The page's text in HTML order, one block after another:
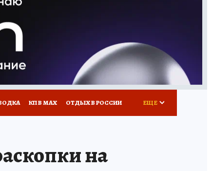
КП В МАХ ОТДЫХ В РОССИИ ЕЩЕ
на